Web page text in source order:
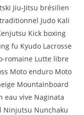
Jiu-Jitsu brésilien
Judo Kali
Kick boxing
fu Kyudo Lacrosse
romaine Lutte libre
Moto enduro Moto
Mountainboard
eau vive Naginata
Ninjutsu Nunchaku